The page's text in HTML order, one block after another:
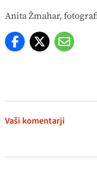
Anita Žmahar,
Vaši komentarji